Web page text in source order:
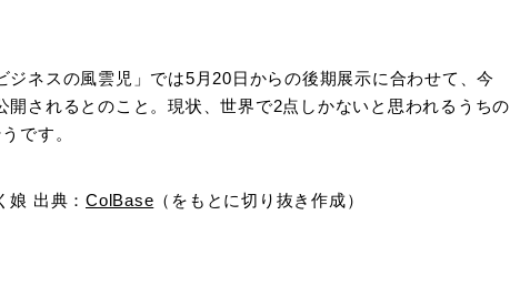
ネスの風雲児」では5月20日からの後期展示に合わせて、今
されるとのこと。現状、世界で2点しかないと思われるうちの
です。
出典： ColBase （をもとに切り抜き作成）